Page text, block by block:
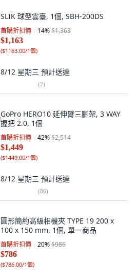
SLIK 球型雲臺, 1個, SBH-200DS
首購折扣價 14%$1,363
$1,163
($1163.00/1個)
8/12 星期三 預計送達
(2)
GoPro HERO10 延伸臂三腳架, 3 WAY
握把 2.0, 1個
首購折扣價 42%$2,514
$1,449
($1449.00/1個)
8/12 星期三 預計送達
(86)
圓形簡約高級相機夾 TYPE 19 200 x
100 x 150 mm, 1個, 單一商品
首購折扣價 20%$986
$786
($786.00/1個)